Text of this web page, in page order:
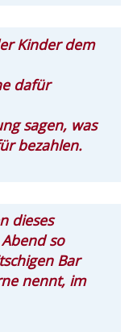
Kinder dem
dafür
sagen, was
bezahlen.
dieses
so
Bar
nennt, im